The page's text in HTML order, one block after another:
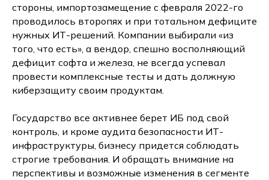
стороны, импортозамещение с февраля 2022-го
проводилось второпях и при тотальном дефиците
нужных ИТ-решений. Компании выбирали «из
того, что есть», а вендор, спешно восполняющий
дефицит софта и железа, не всегда успевал
провести комплексные тесты и дать должную
киберзащиту своим продуктам.
Государство все активнее берет ИБ под свой
контроль, и кроме аудита безопасности ИТ-
инфраструктуры, бизнесу придется соблюдать
строгие требования. И обращать внимание на
перспективы и возможные изменения в сегменте